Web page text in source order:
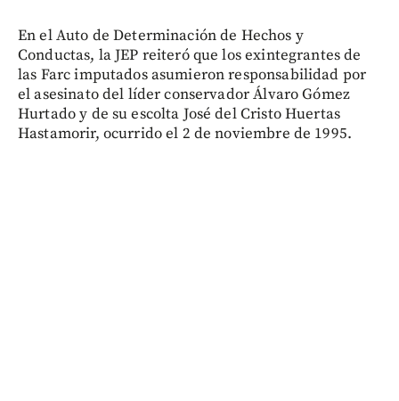
En el Auto de Determinación de Hechos y
Conductas, la JEP reiteró que los exintegrantes de
las Farc imputados asumieron responsabilidad por
el asesinato del líder conservador Álvaro Gómez
Hurtado y de su escolta José del Cristo Huertas
Hastamorir, ocurrido el 2 de noviembre de 1995.